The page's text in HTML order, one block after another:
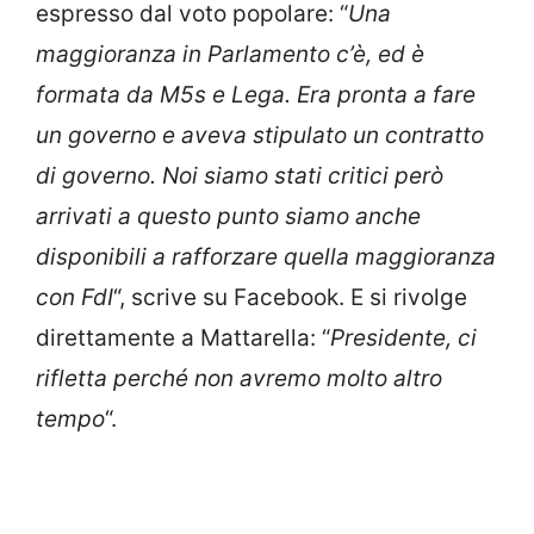
espresso dal voto popolare: “Una
maggioranza in Parlamento c’è, ed è
formata da M5s e Lega. Era pronta a fare
un governo e aveva stipulato un contratto
di governo. Noi siamo stati critici però
arrivati a questo punto siamo anche
disponibili a rafforzare quella maggioranza
con FdI“, scrive su Facebook. E si rivolge
direttamente a Mattarella: “Presidente, ci
rifletta perché non avremo molto altro
tempo“.